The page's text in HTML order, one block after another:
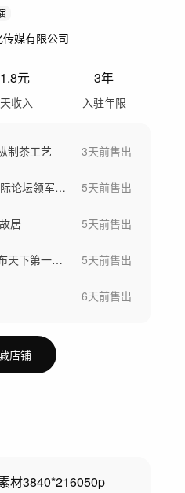
媒有限公司
元
收入
3年
入驻年限
制茶工艺 3天前售出
2026大连夏季达沃斯国际论坛领军者年会 5天前售出
居 5天前售出
庐山瀑布三叠泉秀峰瀑布天下第一泉4K氧吧 5天前售出
6天前售出
店铺
材3840*216050p